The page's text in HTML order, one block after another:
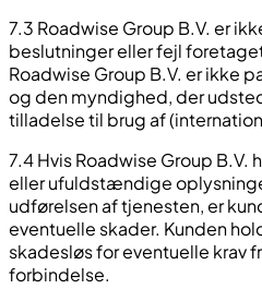
7.3 Roadwise Group B.V. er
beslutninger eller fejl
Roadwise Group B.V. er ikke
og den myndighed, der
tilladelse til brug af
7.4 Hvis Roadwise Group B.V.
eller ufuldstændige
udførelsen af tjenesten, er
eventuelle skader. Kunden
skadesløs for eventuelle krav
forbindelse.